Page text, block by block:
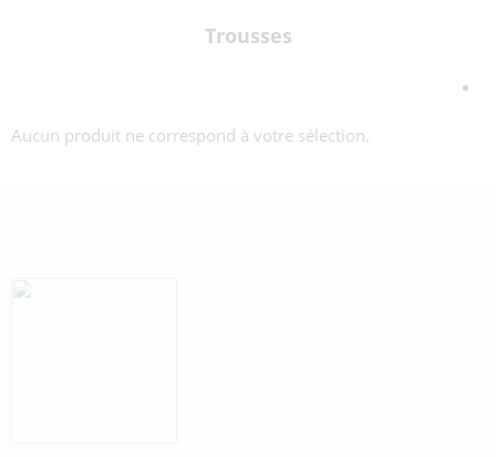
Trousses
Aucun produit ne correspond à votre sélection.